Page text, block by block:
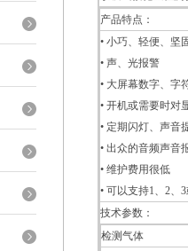
产品特点：
• 小巧、轻便、坚
• 声、光报警
• 大屏幕数字、字
• 开机或需要时对
• 定期闪灯、声音
• 出众的音频声音
• 维护费用很低
• 可以支持1、2、
技术参数：
检测气体